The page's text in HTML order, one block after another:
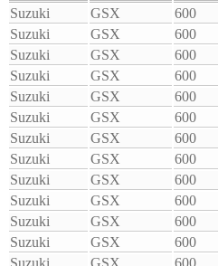
Suzuki
GSX 600
Suzuki
GSX 600
Suzuki
GSX 600
Suzuki
GSX 600
Suzuki
GSX 600
Suzuki
GSX 600
Suzuki
GSX 600
Suzuki
GSX 600
Suzuki
GSX 600
Suzuki
GSX 600
Suzuki
GSX 600
Suzuki
GSX 600